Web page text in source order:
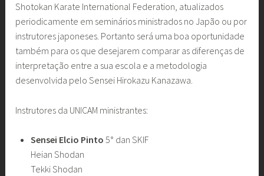
Shotokan Karate International Federation, atualizados
periodicamente em seminários ministrados no Japão ou por
instrutores japoneses. Portanto será uma boa oportunidade
também para os que desejarem comparar as diferenças de
interpretação entre a sua escola e a metodologia
desenvolvida pelo Sensei Hirokazu Kanazawa.
Instrutores da UNICAM ministrantes:
Sensei Elcio Pinto 5° dan SKIF
Heian Shodan
Tekki Shodan